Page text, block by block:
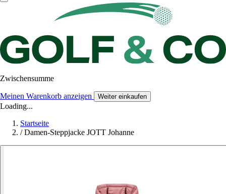
Zwischensumme
Meinen Warenkorb anzeigen Weiter einkaufen
Loading...
Startseite
/ Damen-Steppjacke JOTT Johanne